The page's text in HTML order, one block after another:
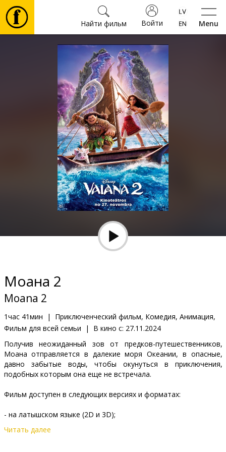
Menu
Войти
Найти фильм
Фильмы
Культура
Мероприятия
Новости
Подарки
Клуб
Моана 2
Moana 2
1час 41мин |
Приключенческий фильм, Комедия, Анимация,
Фильм для всей семьи
| В кино с: 27.11.2024
Получив неожиданный зов от предков-путешественников,
Моана отправляется в далекие моря Океании, в опасные,
давно забытые воды, чтобы окунуться в приключения,
подобных которым она еще не встречала.
Фильм доступен в следующих версиях и форматах:
- на латышском языке (2D и 3D);
- на русском языке с субтитрами на латышском языке (2D);
Читать далее